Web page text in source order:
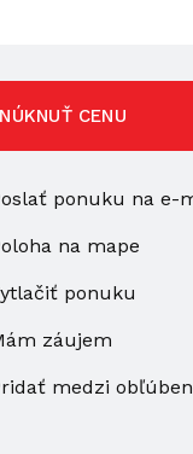
CENU
ponuku na e-
na mape
ponuku
záujem
medzi